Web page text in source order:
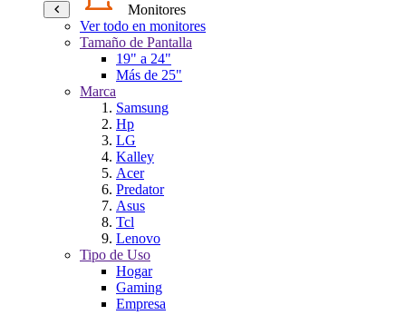
Monitores
Ver todo en monitores
Tamaño de Pantalla
19" a 24"
Más de 25"
Marca
Samsung
Hp
LG
Kalley
Acer
Predator
Asus
Tcl
Lenovo
Tipo de Uso
Hogar
Gaming
Empresa